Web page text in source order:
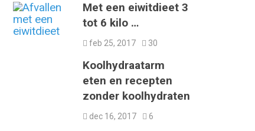
Met een eiwitdieet 3
tot 6 kilo …
feb 25, 2017 30
Koolhydraatarm
eten en recepten
zonder koolhydraten
dec 16, 2017 6